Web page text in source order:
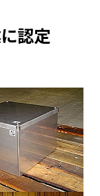
認定